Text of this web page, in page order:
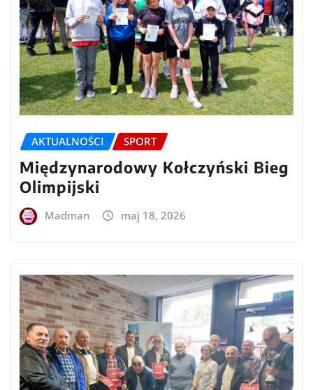
AKTUALNOŚCI SPORT
Międzynarodowy Kołczyński Bieg
Olimpijski
Madman maj 18, 2026